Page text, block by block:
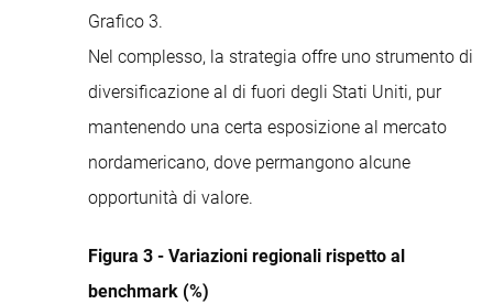
Grafico 3.
Nel complesso, la strategia offre uno strumento di
diversificazione al di fuori degli Stati Uniti, pur
mantenendo una certa esposizione al mercato
nordamericano, dove permangono alcune
opportunità di valore.
Figura 3 - Variazioni regionali rispetto al
benchmark (%)